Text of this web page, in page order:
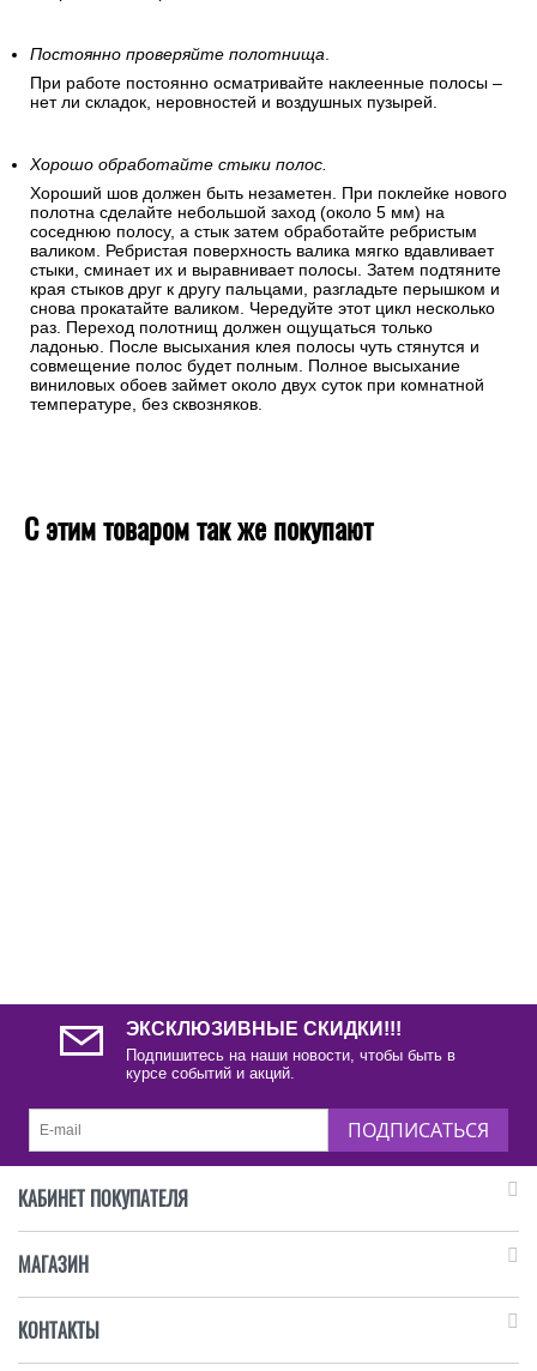
Постоянно проверяйте полотнища.
При работе постоянно осматривайте наклеенные полосы –
нет ли складок, неровностей и воздушных пузырей.
Хорошо обработайте стыки полос.
Хороший шов должен быть незаметен. При поклейке нового
полотна сделайте небольшой заход (около 5 мм) на
соседнюю полосу, а стык затем обработайте ребристым
валиком. Ребристая поверхность валика мягко вдавливает
стыки, сминает их и выравнивает полосы. Затем подтяните
края стыков друг к другу пальцами, разгладьте перышком и
снова прокатайте валиком. Чередуйте этот цикл несколько
раз. Переход полотнищ должен ощущаться только
ладонью. После высыхания клея полосы чуть стянутся и
совмещение полос будет полным. Полное высыхание
виниловых обоев займет около двух суток при комнатной
температуре, без сквозняков.
С этим товаром так же покупают
ЭКСКЛЮЗИВНЫЕ СКИДКИ!!!
Подпишитесь на наши новости, чтобы быть в
курсе событий и акций.
ПОДПИСАТЬСЯ
КАБИНЕТ ПОКУПАТЕЛЯ
МАГАЗИН
КОНТАКТЫ